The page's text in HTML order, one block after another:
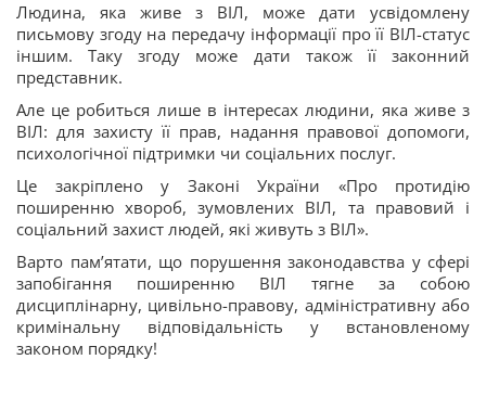
Людина, яка живе з ВІЛ, може дати усвідомлену
письмову згоду на передачу інформації про її ВІЛ-статус
іншим. Таку згоду може дати також її законний
представник.
Але це робиться лише в інтересах людини, яка живе з
ВІЛ: для захисту її прав, надання правової допомоги,
психологічної підтримки чи соціальних послуг.
Це закріплено у Законі України «Про протидію
поширенню хвороб, зумовлених ВІЛ, та правовий і
соціальний захист людей, які живуть з ВІЛ».
Варто пам’ятати, що порушення законодавства у сфері
запобігання поширенню ВІЛ тягне за собою
дисциплінарну, цивільно-правову, адміністративну або
кримінальну відповідальність у встановленому
законом порядку!